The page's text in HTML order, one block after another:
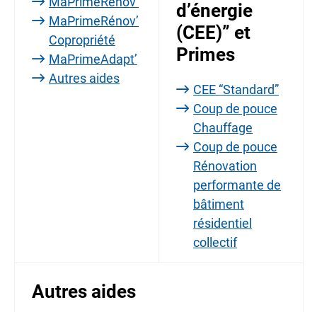
MaPrimeRénov’
Copropriété
MaPrimeAdapt’
Autres aides
d’énergie
(CEE)” et
Primes
CEE “Standard”
Coup de pouce
Chauffage
Coup de pouce
Rénovation
performante de
bâtiment
résidentiel
collectif
Autres aides